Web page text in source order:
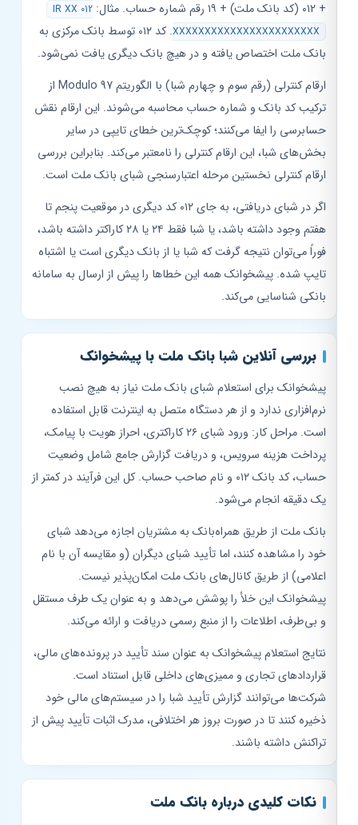
IR XX 012
XXXXXXXXXXXXXXXXXXXXXXX
. کد ۰۱۲ توسط بانک مرکزی به
بانک ملت اختصاص یافته و در هیچ بانک دیگری یافت نمی‌شود.
ارقام کنترلی (رقم سوم و چهارم شبا) با الگوریتم Modulo 97 از
ترکیب کد بانک و شماره حساب محاسبه می‌شوند. این ارقام نقش
حسابرسی را ایفا می‌کنند؛ کوچک‌ترین خطای تایپی در سایر
بخش‌های شبا، این ارقام کنترلی را نامعتبر می‌کند. بنابراین بررسی
ارقام کنترلی نخستین مرحله اعتبارسنجی شبای بانک ملت است.
اگر در شبای دریافتی، به جای ۰۱۲ کد دیگری در موقعیت پنجم تا
هفتم وجود داشته باشد، یا شبا فقط ۲۴ یا ۲۸ کاراکتر داشته باشد،
فوراً می‌توان نتیجه گرفت که شبا یا از بانک دیگری است یا اشتباه
تایپ شده. پیشخوانک همه این خطاها را پیش از ارسال به سامانه
بانکی شناسایی می‌کند.
بررسی آنلاین شبا بانک ملت با پیشخوانک
پیشخوانک برای استعلام شبای بانک ملت نیاز به هیچ نصب
نرم‌افزاری ندارد و از هر دستگاه متصل به اینترنت قابل استفاده
است. مراحل کار: ورود شبای ۲۶ کاراکتری، احراز هویت با پیامک،
پرداخت هزینه سرویس، و دریافت گزارش جامع شامل وضعیت
حساب، کد بانک ۰۱۲ و نام صاحب حساب. کل این فرآیند در کمتر از
یک دقیقه انجام می‌شود.
بانک ملت از طریق همراه‌بانک به مشتریان اجازه می‌دهد شبای
خود را مشاهده کنند، اما تأیید شبای دیگران (و مقایسه آن با نام
اعلامی) از طریق کانال‌های بانک ملت امکان‌پذیر نیست.
پیشخوانک این خلأ را پوشش می‌دهد و به عنوان یک طرف مستقل
و بی‌طرف، اطلاعات را از منبع رسمی دریافت و ارائه می‌کند.
نتایج استعلام پیشخوانک به عنوان سند تأیید در پرونده‌های مالی،
قراردادهای تجاری و ممیزی‌های داخلی قابل استناد است.
شرکت‌ها می‌توانند گزارش تأیید شبا را در سیستم‌های مالی خود
ذخیره کنند تا در صورت بروز هر اختلافی، مدرک اثبات تأیید پیش از
تراکنش داشته باشند.
نکات کلیدی درباره بانک ملت